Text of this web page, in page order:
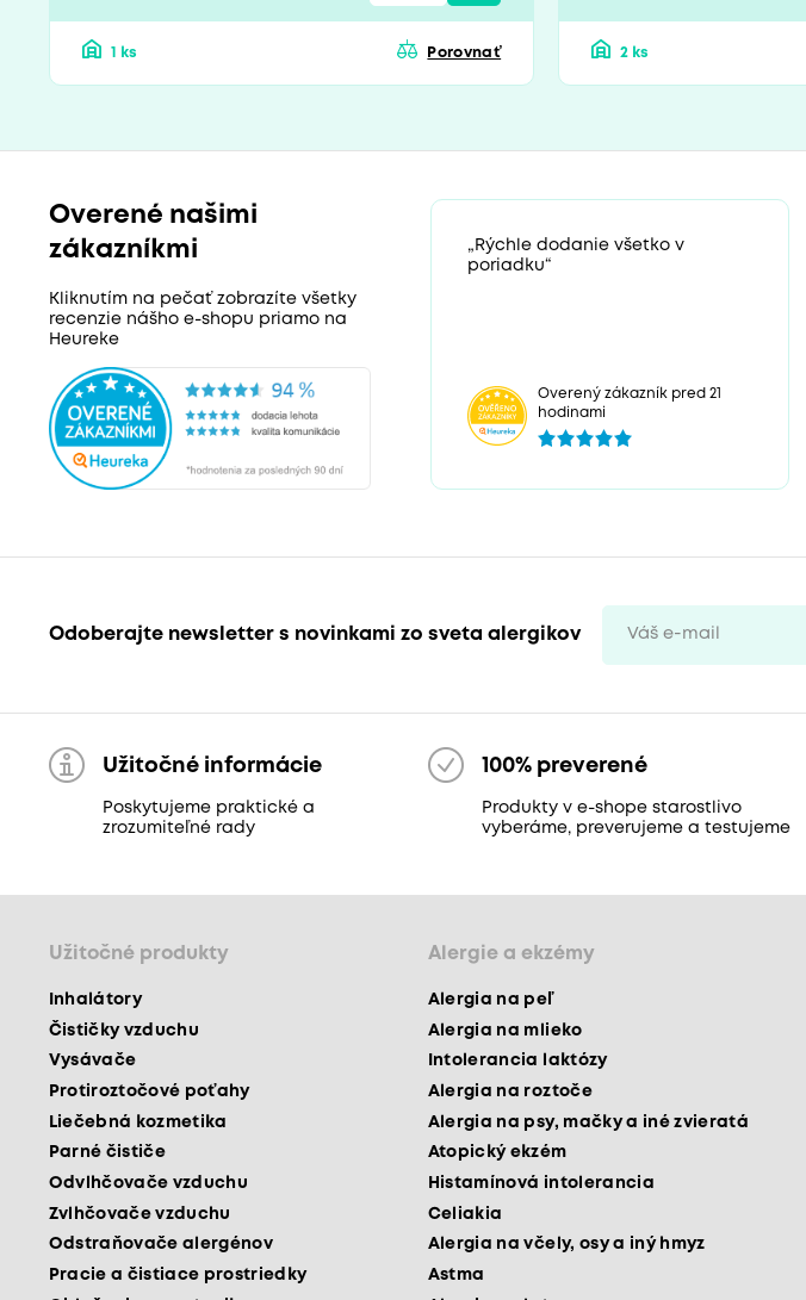
1 ks Porovnať 2 ks
Overené našimi
zákazníkmi
Kliknutím na pečať zobrazíte všetky
recenzie nášho e-shopu priamo na
Heureke
„Rýchle dodanie všetko v
poriadku“
Overený zákazník pred 21
hodinami
Odoberajte newsletter s novinkami zo sveta alergikov
Užitočné informácie
Poskytujeme praktické a
zrozumiteľné rady
100% preverené
Produkty v e-shope starostlivo
vyberáme, preverujeme a testujeme
Užitočné produkty
Inhalátory
Čističky vzduchu
Vysávače
Protiroztočové poťahy
Liečebná kozmetika
Parné čističe
Odvlhčovače vzduchu
Zvlhčovače vzduchu
Odstraňovače alergénov
Pracie a čistiace prostriedky
Alergie a ekzémy
Alergia na peľ
Alergia na mlieko
Intolerancia laktózy
Alergia na roztoče
Alergia na psy, mačky a iné zvieratá
Atopický ekzém
Histamínová intolerancia
Celiakia
Alergia na včely, osy a iný hmyz
Astma